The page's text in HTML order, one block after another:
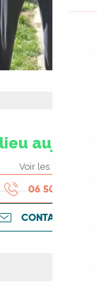
Voir les horaires
06 50 93 76
CONTACTEZ-